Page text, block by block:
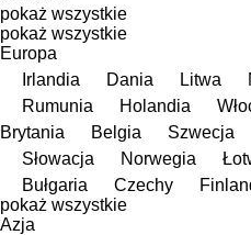
pokaż wszystkie
pokaż wszystkie
Europa
Irlandia
Dania Litwa
Rumunia
Holandia
Brytania
Belgia Szwecja
Słowacja
Norwegia
Bułgaria
Czechy
pokaż wszystkie
Azja